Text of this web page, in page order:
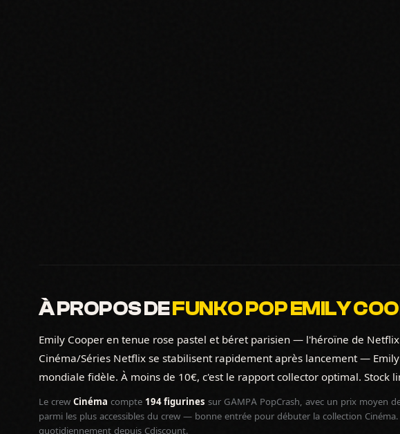
À PROPOS DEFUNKO POP EMILY
Emily Cooper en tenue rose pastel et béret parisien — l'héroïne de
Cinéma/Séries Netflix se stabilisent rapidement après lancement —
mondiale fidèle. À moins de 10€, c'est le rapport collector optimal. Stock
Le crew Cinéma compte 194 figurines sur GAMPA PopCrash, avec un prix moyen
parmi les plus accessibles du crew — bonne entrée pour débuter la collection
quotidiennement depuis Cdiscount.